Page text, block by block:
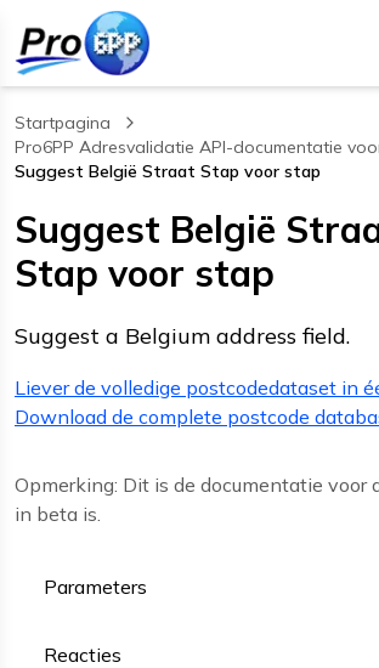
Startpagina
Pro6PP Adresvalidatie API-documentatie
Suggest België Straat Stap voor stap
, current page
Suggest België
Stap voor stap
Suggest a Belgium address field.
Liever de volledige postcodedataset in
Download de complete postcode
Opmerking: Dit is de documentatie voor
in beta is.
Parameters
Reacties